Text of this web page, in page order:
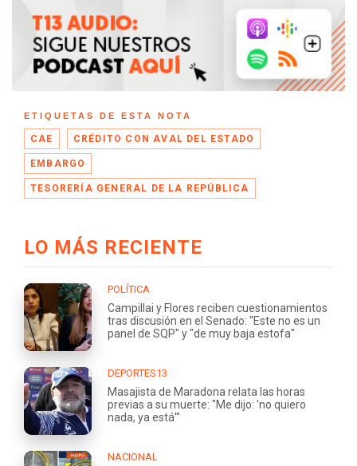
ETIQUETAS DE ESTA NOTA
CAE CRÉDITO CON AVAL DEL ESTADO
EMBARGO
TESORERÍA GENERAL DE LA REPÚBLICA
LO MÁS RECIENTE
POLÍTICA
Campillai y Flores reciben cuestionamientos
tras discusión en el Senado: "Este no es un
panel de SQP" y "de muy baja estofa"
DEPORTES13
Masajista de Maradona relata las horas
previas a su muerte: "Me dijo: 'no quiero
nada, ya está'"
NACIONAL